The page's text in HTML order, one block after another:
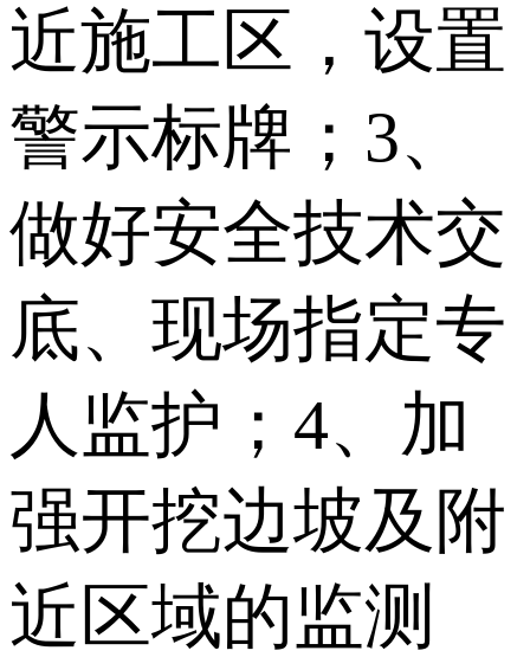
近施工区，设置
警示标牌；3、
做好安全技术交
底、现场指定专
人监护；4、加
强开挖边坡及附
近区域的监测